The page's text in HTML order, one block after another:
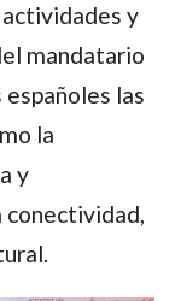
y
mandatario
las
la
y